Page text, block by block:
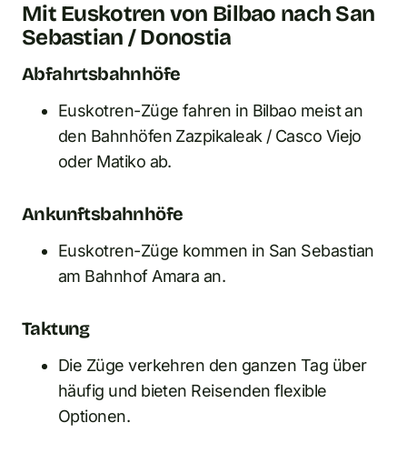
Mit Euskotren von Bilbao nach San
Sebastian / Donostia
Abfahrtsbahnhöfe
Euskotren-Züge fahren in Bilbao meist an
den Bahnhöfen Zazpikaleak / Casco Viejo
oder Matiko ab.
Ankunftsbahnhöfe
Euskotren-Züge kommen in San Sebastian
am Bahnhof Amara an.
Taktung
Die Züge verkehren den ganzen Tag über
häufig und bieten Reisenden flexible
Optionen.